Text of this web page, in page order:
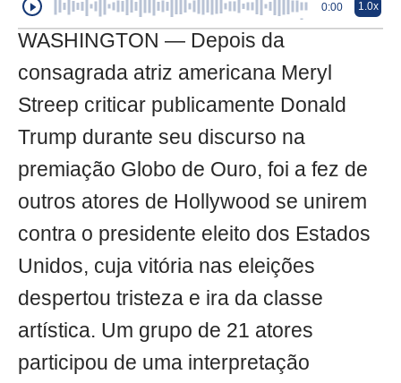
0:00 1.0x
WASHINGTON — Depois da
consagrada atriz americana Meryl
Streep criticar publicamente Donald
Trump durante seu discurso na
premiação Globo de Ouro, foi a fez de
outros atores de Hollywood se unirem
contra o presidente eleito dos Estados
Unidos, cuja vitória nas eleições
despertou tristeza e ira da classe
artística. Um grupo de 21 atores
participou de uma interpretação